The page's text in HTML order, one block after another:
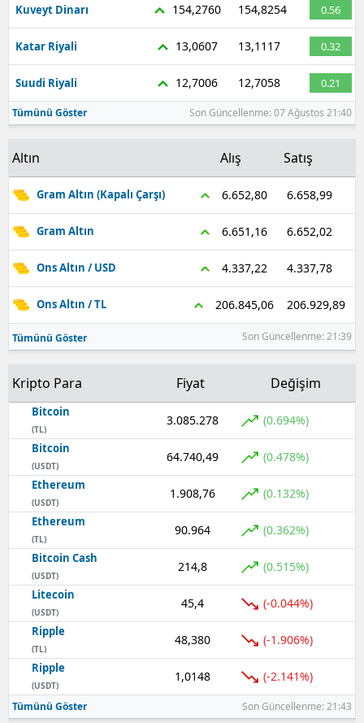
Kuveyt Dinarı 154,2760 154,8254 0.56
Katar Riyali 13,0607 13,1117 0.32
Suudi Riyali 12,7006 12,7058 0.21
Tümünü Göster Son Güncellenme: 07 Ağustos 21:40
Altın Alış Satış
Gram Altın (Kapalı Çarşı) 6.652,80 6.658,99
Gram Altın 6.651,16 6.652,02
Ons Altın / USD 4.337,22 4.337,78
Ons Altın / TL 206.845,06 206.929,89
Tümünü Göster Son Güncellenme: 21:39
Kripto Para Fiyat Değişim
Bitcoin
(TL)
3.085.278 (0.694%)
Bitcoin
(USDT)
64.740,49 (0.478%)
Ethereum
(USDT)
1.908,76 (0.132%)
Ethereum
(TL)
90.964 (0.362%)
Bitcoin Cash
(USDT)
214,8 (0.515%)
Litecoin
(USDT)
45,4 (-0.044%)
Ripple
(TL)
48,380 (-1.906%)
Ripple
(USDT)
1,0148 (-2.141%)
Tümünü Göster Son Güncellenme: 21:43